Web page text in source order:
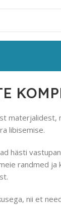
libisemise.
hästi
randmed ja
nii et